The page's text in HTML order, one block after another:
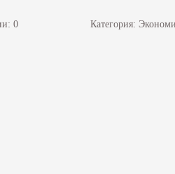
0 Категория: